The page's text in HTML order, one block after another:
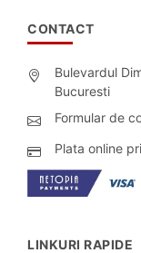
CONTACT
Bulevardul
Bucuresti
Formular de
Plata online
LINKURI RAPIDE